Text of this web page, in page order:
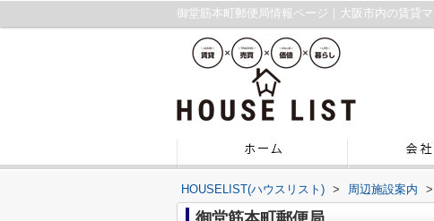
御堂筋本町郵便局情報ページ｜大阪市内の賃貸
HOUSELIST(ハウスリスト) > 周辺施設案内 >